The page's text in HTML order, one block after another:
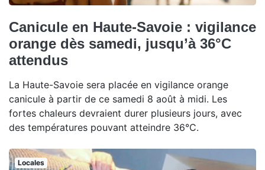
Canicule en Haute-Savoie : vigilance
orange dès samedi, jusqu’à 36°C
attendus
La Haute-Savoie sera placée en vigilance orange
canicule à partir de ce samedi 8 août à midi. Les
fortes chaleurs devraient durer plusieurs jours, avec
des températures pouvant atteindre 36°C.
Locales